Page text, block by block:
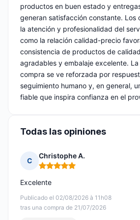
productos en buen estado y
generan satisfacción constante. Los
la atención y profesionalidad del
como la relación calidad-precio
consistencia de productos de
agradables y embalaje excelente.
compra se ve reforzada por
seguimiento humano y, en general,
fiable que inspira confianza en el
Todas las opiniones
C
Christophe A.
Nota: 5 de 5
Publicado el 02/08/2026 à 11h08
tras una compra de 21/07/2026
Excelente